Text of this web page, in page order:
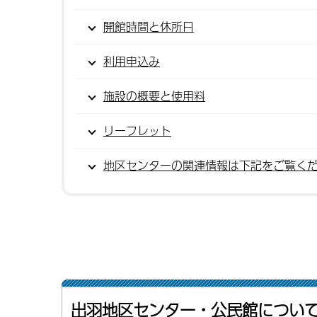
開館時間と休所日
利用申込み
施設の概要と使用料
リーフレット
地区センターの関連情報は下記をご覧く
出羽地区センター・公民館につい